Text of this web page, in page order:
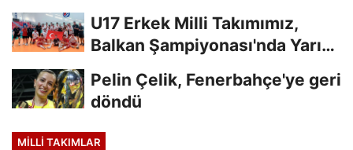
U17 Erkek Milli Takımımız,
Balkan Şampiyonası'nda Yarı
Pelin Çelik, Fenerbahçe'ye geri
döndü
MILLI TAKIMLAR